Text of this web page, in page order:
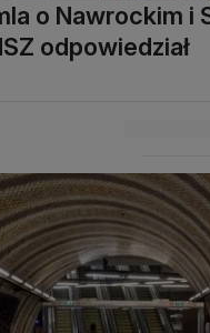
o Nawrockim i
odpowiedział